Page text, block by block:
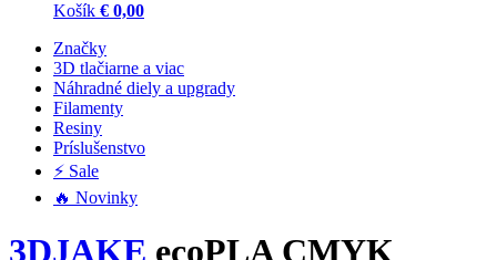
Košík € 0,00
Značky
3D tlačiarne a viac
Náhradné diely a upgrady
Filamenty
Resiny
Príslušenstvo
⚡ Sale
🔥 Novinky
3DJAKE ecoPLA CMYK